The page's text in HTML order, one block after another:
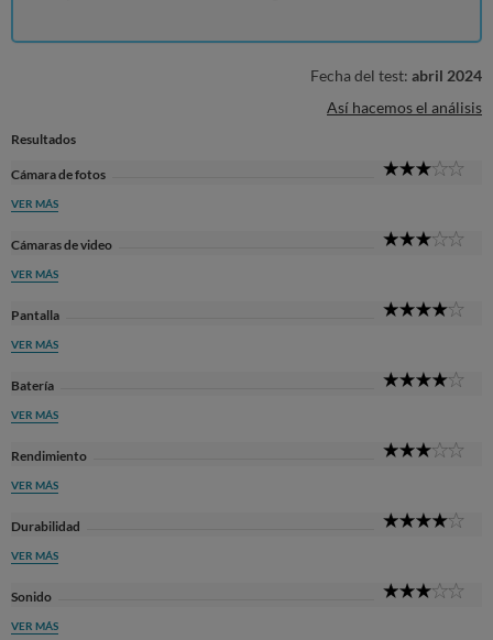
Fecha del test: abril 2024
Así hacemos el análisis
Resultados
Cámara de fotos
VER MÁS
Cámaras de video
VER MÁS
Pantalla
VER MÁS
Batería
VER MÁS
Rendimiento
VER MÁS
Durabilidad
VER MÁS
Sonido
VER MÁS